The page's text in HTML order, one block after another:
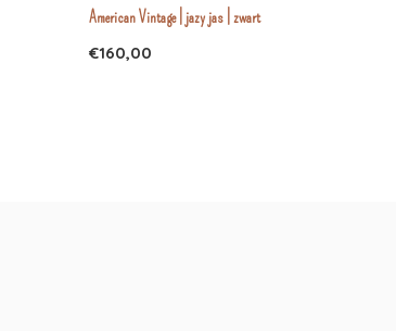
American Vintage | jazy jas | zwart
€160,00